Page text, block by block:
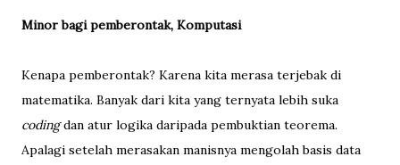
Minor bagi pemberontak, Komputasi
Kenapa pemberontak? Karena kita merasa terjebak di
matematika. Banyak dari kita yang ternyata lebih suka
codingdan atur logika daripada pembuktian teorema.
Apalagi setelah merasakan manisnya mengolah basis data